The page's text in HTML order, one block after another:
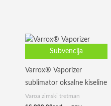
Subvencija
Varrox® Vaporizer
sublimator oksalne kiseline
Varoa zimski tretman